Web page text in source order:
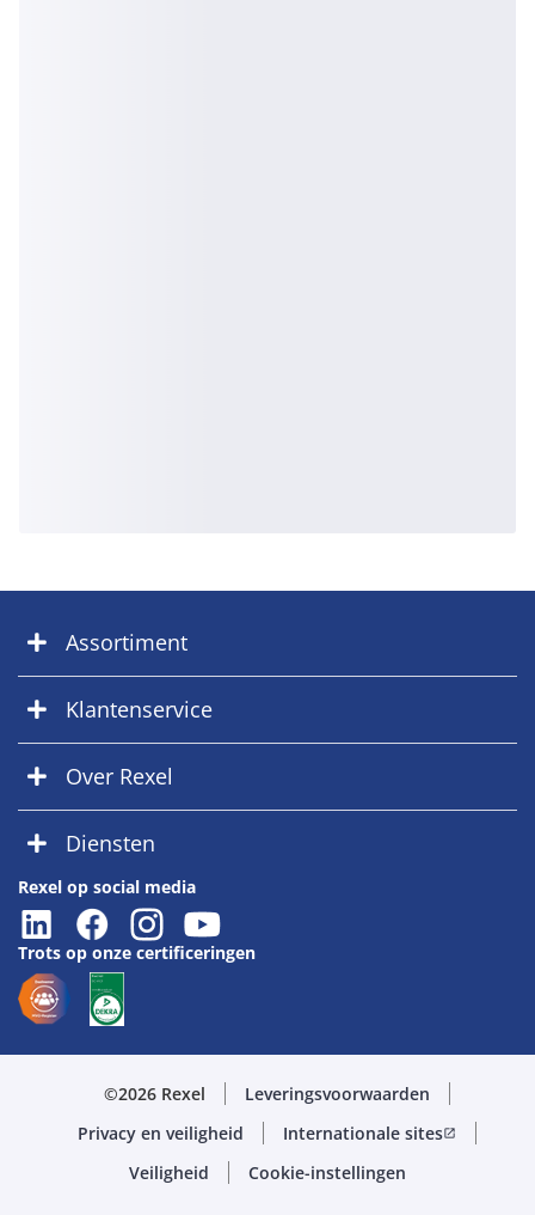
Assortiment
Klantenservice
Over Rexel
Diensten
Rexel op social media
Trots op onze certificeringen
©2026 Rexel
Leveringsvoorwaarden
Privacy en veiligheid
Internationale sitesopen_in_new
Veiligheid Cookie-instellingen